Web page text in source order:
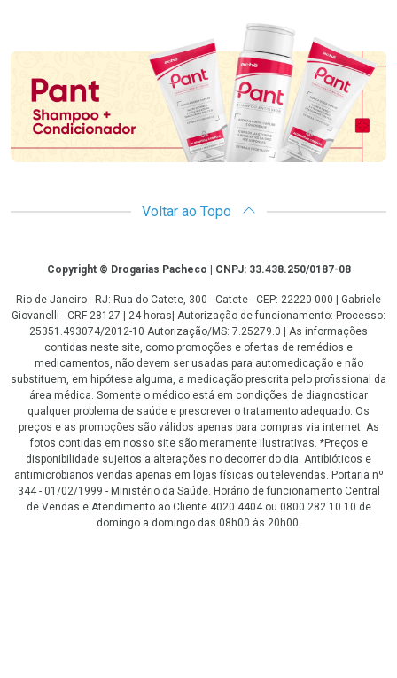
Promoção em Destaque
Voltar ao Topo
CopyrightCopyright © Drogarias Pacheco | CNPJ: 33.438.250/0187-08
Rio de Janeiro - RJ: Rua do Catete, 300 - Catete - CEP: 22220-000 | Gabriele
Giovanelli - CRF 28127 | 24 horas| Autorização de funcionamento: Processo:
25351.493074/2012-10 Autorização/MS: 7.25279.0 | As informações
contidas neste site, como promoções e ofertas de remédios e
medicamentos, não devem ser usadas para automedicação e não
substituem, em hipótese alguma, a medicação prescrita pelo profissional da
área médica. Somente o médico está em condições de diagnosticar
qualquer problema de saúde e prescrever o tratamento adequado. Os
preços e as promoções são válidos apenas para compras via internet. As
fotos contidas em nosso site são meramente ilustrativas. *Preços e
disponibilidade sujeitos a alterações no decorrer do dia. Antibióticos e
antimicrobianos vendas apenas em lojas físicas ou televendas. Portaria nº
344 - 01/02/1999 - Ministério da Saúde. Horário de funcionamento Central
de Vendas e Atendimento ao Cliente 4020 4404 ou 0800 282 10 10 de
domingo a domingo das 08h00 às 20h00.